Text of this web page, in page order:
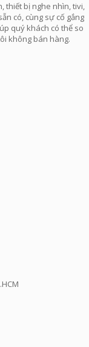
thiết bị nghe nhìn, tivi,
có, cùng sự cố gắng
quý khách có thể so
không bán hàng.